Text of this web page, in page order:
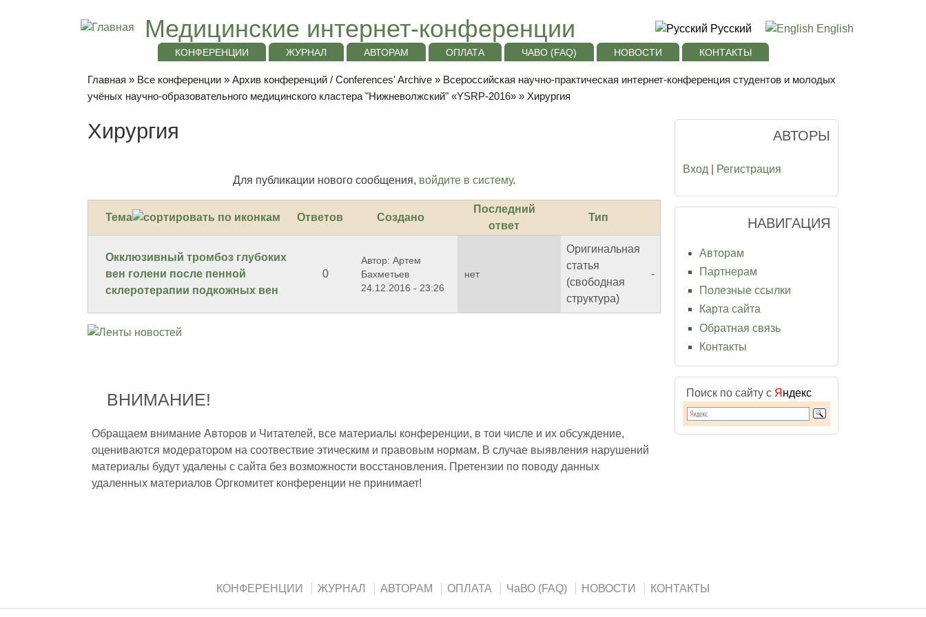
Медицинские интернет-конференции Русский English
КОНФЕРЕНЦИИ ЖУРНАЛ АВТОРАМ ОПЛАТА ЧАВО (FAQ) НОВОСТИ КОНТАКТЫ
Главная » Все конференции » Архив конференций / Conferences' Archive » Всероссийская научно-практическая интернет-конференция студентов и молодых
учёных научно-образовательного медицинского кластера "Нижневолжский" «YSRP-2016» » Хирургия
Хирургия
Для публикации нового сообщения, войдите в систему.
Тема Ответов Создано
Последний
ответ
Тип
Окклюзивный тромбоз глубоких
вен голени после пенной
склеротерапии подкожных вен
0
Автор: Артем
Бахметьев
24.12.2016 - 23:26
нет
Оригинальная
статья
(свободная
структура)
-
ВНИМАНИЕ!
Обращаем внимание Авторов и Читателей, все материалы конференции, в тои числе и их обсуждение,
оцениваются модератором на соотвествие этическим и правовым нормам. В случае выявления нарушений
материалы будут удалены с сайта без возможности восстановления. Претензии по поводу данных
удаленных материалов Оргкомитет конференции не принимает!
АВТОРЫ
Вход Регистрация
НАВИГАЦИЯ
Авторам
Партнерам
Полезные ссылки
Карта сайта
Обратная связь
Контакты
Поиск по сайту с Я ндекс
КОНФЕРЕНЦИИ ЖУРНАЛ АВТОРАМ ОПЛАТА ЧаВО (FAQ) НОВОСТИ КОНТАКТЫ